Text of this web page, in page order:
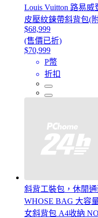
Louis Vuitton 路易威
皮壓紋鍊帶斜背包(
$68,999
(售價已折)
$70,999
P幣
折扣
斜背工裝包，休閒
WHOSE BAG 大容
女斜背包 A4收納